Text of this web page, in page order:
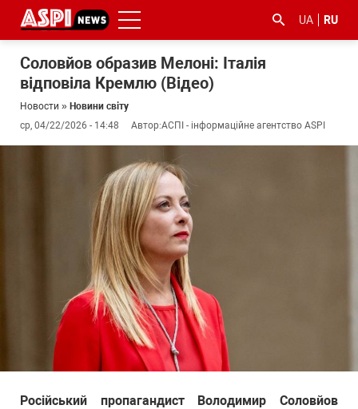
UA RU
Соловйов образив Мелоні: Італія
відповіла Кремлю (Відео)
Новости » Новини світу
ср, 04/22/2026 - 14:48
Автор:АСПІ - інформаційне агентство ASPI
Російський пропагандист Володимир Соловйов
#боротьба
корупцією
#гфс #Киев